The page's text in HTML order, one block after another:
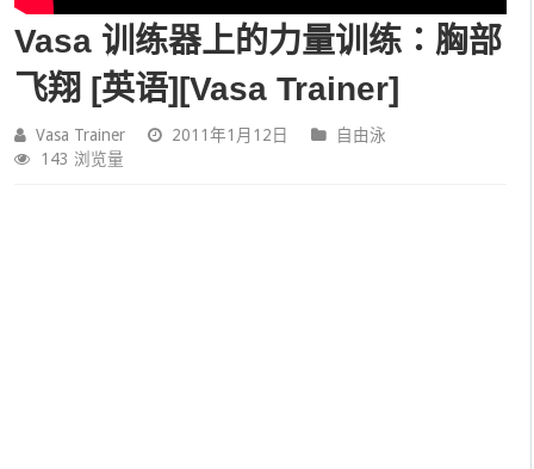
Vasa 训练器上的力量训练：胸部
飞翔 [英语][Vasa Trainer]
Vasa Trainer 2011年1月12日
自由泳
143 浏览量